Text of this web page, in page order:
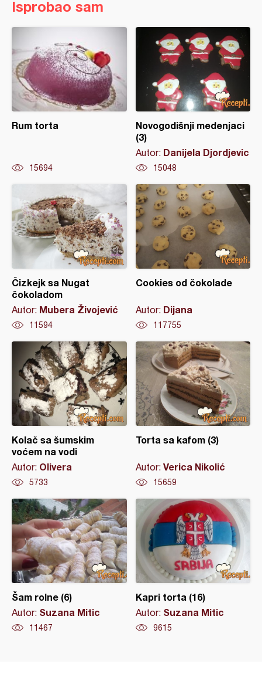
Isprobao sam
Rum torta
15694
Novogodišnji medenjaci
(3)
Autor: Danijela Djordjevic
15048
Čizkejk sa Nugat
čokoladom
Autor: Mubera Živojević
11594
Cookies od čokolade
Autor: Dijana
117755
Kolač sa šumskim
voćem na vodi
Autor: Olivera
5733
Torta sa kafom (3)
Autor: Verica Nikolić
15659
Šam rolne (6)
Autor: Suzana Mitic
11467
Kapri torta (16)
Autor: Suzana Mitic
9615